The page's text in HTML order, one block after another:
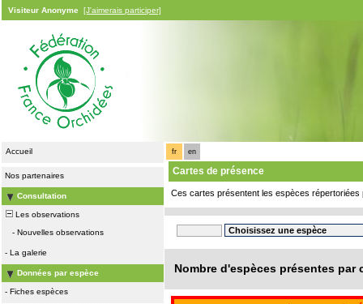
Visiteur Anonyme [J'aimerais participer]
Accueil
Nos partenaires
Consultation
Les observations
- Nouvelles observations
- La galerie
Données par espèce
- Fiches espèces
fr en
Cartes de présence
Ces cartes présentent les espèces répertoriées
Nombre d'espèces présentes par